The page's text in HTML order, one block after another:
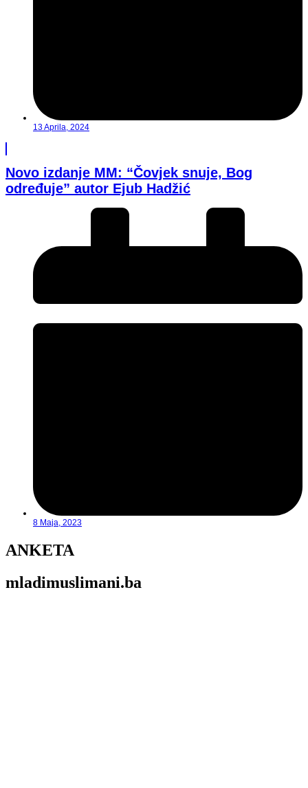
13 Aprila, 2024
Novo izdanje MM: “Čovjek snuje, Bog
određuje” autor Ejub Hadžić
8 Maja, 2023
ANKETA
mladimuslimani.ba